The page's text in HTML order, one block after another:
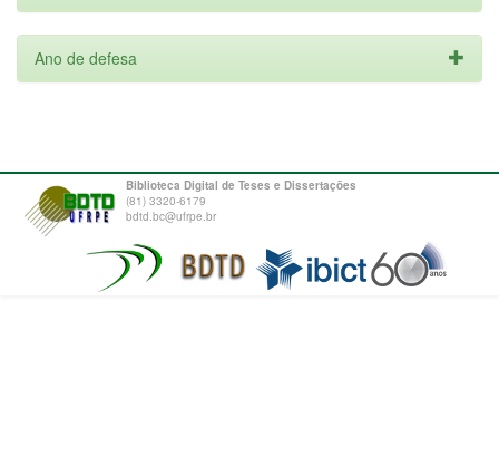
Ano de defesa
Biblioteca Digital de Teses e Dissertações
(81) 3320-6179
bdtd.bc@ufrpe.br